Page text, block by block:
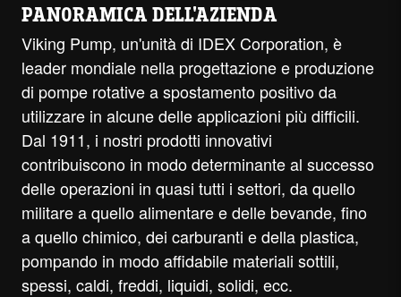
PANORAMICA DELL'AZIENDA
Viking Pump, un'unità di IDEX Corporation, è
leader mondiale nella progettazione e produzione
di pompe rotative a spostamento positivo da
utilizzare in alcune delle applicazioni più difficili.
Dal 1911, i nostri prodotti innovativi
contribuiscono in modo determinante al successo
delle operazioni in quasi tutti i settori, da quello
militare a quello alimentare e delle bevande, fino
a quello chimico, dei carburanti e della plastica,
pompando in modo affidabile materiali sottili,
spessi, caldi, freddi, liquidi, solidi, ecc.